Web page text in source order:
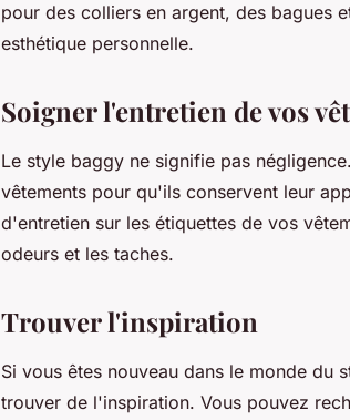
pour des colliers en argent, des bagues
esthétique personnelle.
Soigner l'entretien de vos
Le style baggy ne signifie pas
vêtements pour qu'ils conservent leur
d'entretien sur les étiquettes de vos
odeurs et les taches.
Trouver l'inspiration
Si vous êtes nouveau dans le monde du
trouver de l'inspiration. Vous pouvez